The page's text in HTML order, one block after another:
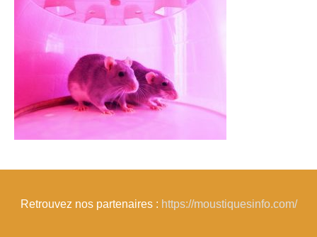
Retrouvez nos partenaires : https://moustiquesinfo.com/